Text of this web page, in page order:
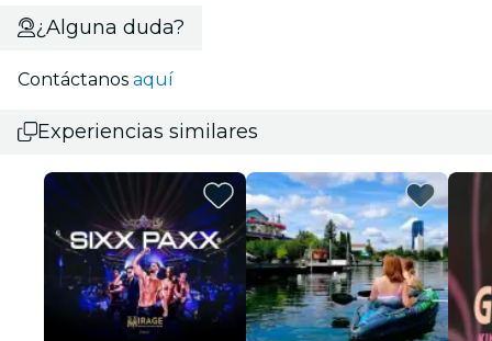
¿Alguna duda?
Contáctanos aquí
Experiencias similares